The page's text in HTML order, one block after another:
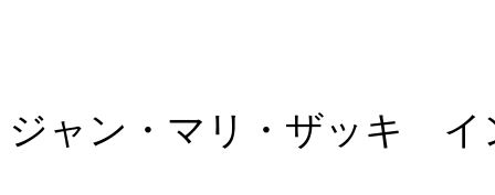
ジャン・マリ・ザッキ